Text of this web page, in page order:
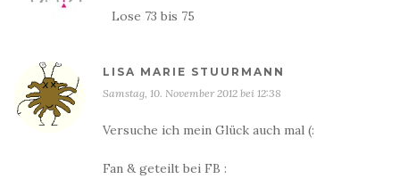
Lose 73 bis 75
LISA MARIE STUURMANN
Samstag, 10. November 2012 bei 12:38
Versuche ich mein Glück auch mal (:
Fan & geteilt bei FB :